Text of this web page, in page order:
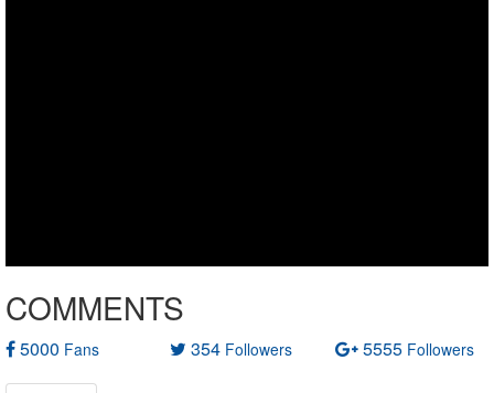
COMMENTS
5000 Fans 354 Followers 5555 Followers